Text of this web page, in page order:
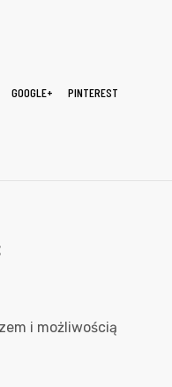
GOOGLE+
PINTEREST
i możliwością